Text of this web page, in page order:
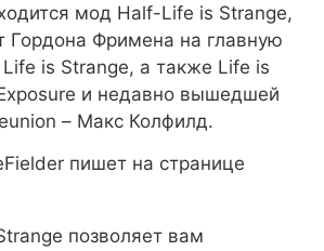
мод Half-Life is Strange,
Гордона Фримена на главную
is Strange, а также Life is
и недавно вышедшей
– Макс Колфилд.
пишет на странице
позволяет вам